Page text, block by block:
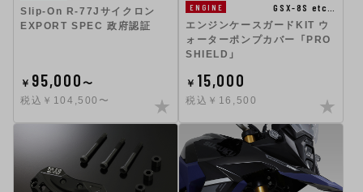
Slip-On R-77Jサイクロン
EXPORT SPEC 政府認証
￥ 95,000〜
税込￥104,500〜
ENGINE
GSX-8S etc…
エンジンケースガードKIT ウ
ォーターポンプカバー 「PRO
SHIELD」
￥ 15,000
税込￥16,500